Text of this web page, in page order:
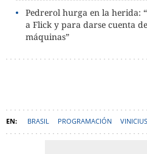
Pedrerol hurga en la herida:
a Flick y para darse cuenta
máquinas”
BRASIL PROGRAMACIÓN VINICIUS